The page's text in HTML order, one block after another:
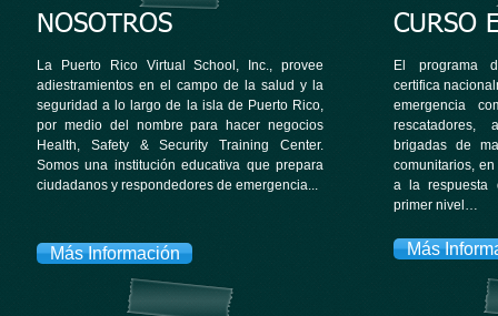
NOSOTROS
La Puerto Rico Virtual School, Inc., provee
adiestramientos en el campo de la salud y la
seguridad a lo largo de la isla de Puerto Rico,
por medio del nombre para hacer negocios
Health, Safety & Security Training Center.
Somos una institución educativa que prepara
ciudadanos y respondedores de emergencia...
Más Información
CURSO
El programa
certifica
emergencia
rescatadores,
brigadas de
comunitarios,
a la respuesta
primer nivel…
Más